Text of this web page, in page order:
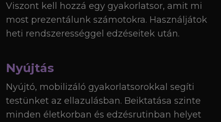
Viszont kell hozzá egy gyakorlatsor, amit mi
most prezentálunk számotokra. Használjátok
heti rendszerességgel edzéseitek után.
Nyújtás
Nyújtó, mobilizáló gyakorlatsorokkal segíti
testünket az ellazulásban. Beiktatása szinte
minden életkorban és edzésrutinban helyet